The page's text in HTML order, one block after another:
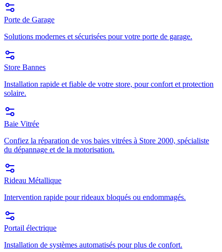
Porte de Garage
Solutions modernes et sécurisées pour votre porte de garage.
Store Bannes
Installation rapide et fiable de votre store, pour confort et protection
solaire.
Baie Vitrée
Confiez la réparation de vos baies vitrées à Store 2000, spécialiste
du dépannage et de la motorisation.
Rideau Métallique
Intervention rapide pour rideaux bloqués ou endommagés.
Portail électrique
Installation de systèmes automatisés pour plus de confort.